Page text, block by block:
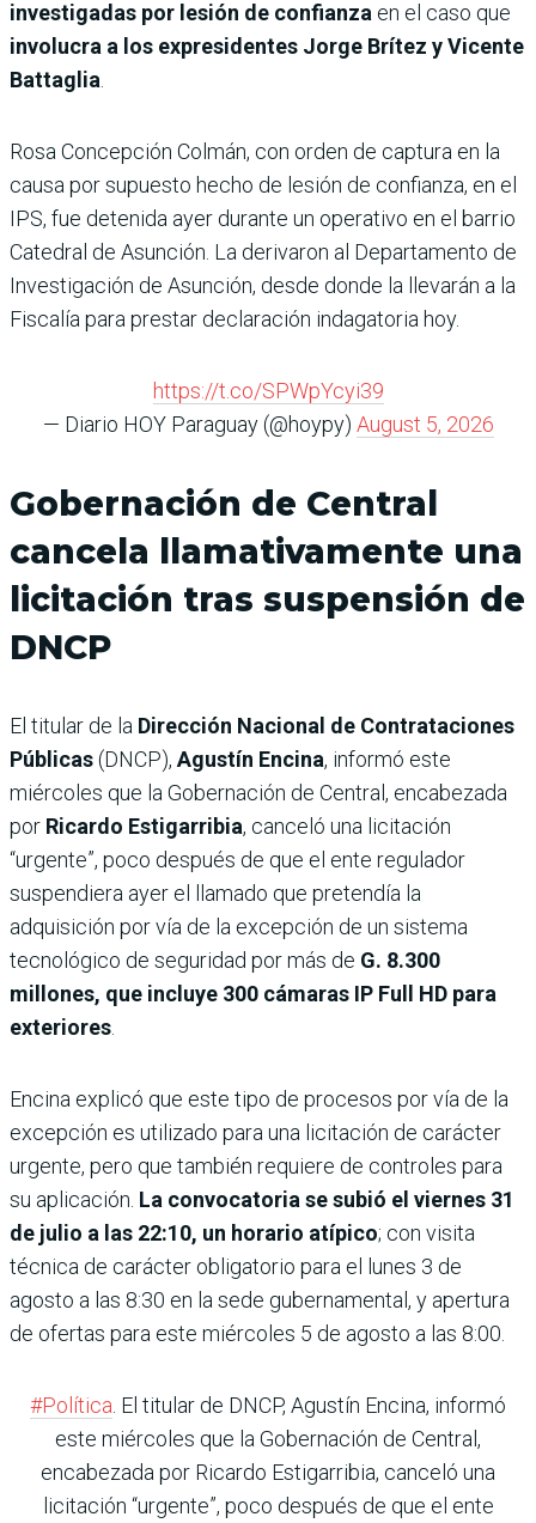
investigadas por lesión de confianza en el caso que
involucra a los expresidentes Jorge Brítez y Vicente
Battaglia.
Rosa Concepción Colmán, con orden de captura en la
causa por supuesto hecho de lesión de confianza, en el
IPS, fue detenida ayer durante un operativo en el barrio
Catedral de Asunción. La derivaron al Departamento de
Investigación de Asunción, desde donde la llevarán a la
Fiscalía para prestar declaración indagatoria hoy.
https://t.co/SPWpYcyi39
— Diario HOY Paraguay (@hoypy) August 5, 2026
Gobernación de Central
cancela llamativamente una
licitación tras suspensión de
DNCP
El titular de la Dirección Nacional de Contrataciones
Públicas(DNCP), Agustín Encina, informó este
miércoles que la Gobernación de Central, encabezada
por Ricardo Estigarribia, canceló una licitación
“urgente”, poco después de que el ente regulador
suspendiera ayer el llamado que pretendía la
adquisición por vía de la excepción de un sistema
tecnológico de seguridad por más de G. 8.300
millones, que incluye 300 cámaras IP Full HD para
exteriores.
Encina explicó que este tipo de procesos por vía de la
excepción es utilizado para una licitación de carácter
urgente, pero que también requiere de controles para
su aplicación. La convocatoria se subió el viernes 31
de julio a las 22:10, un horario atípico; con visita
técnica de carác­ter obligatorio para el lunes 3 de
agosto a las 8:30 en la sede gubernamental, y apertura
de ofertas para este miérco­les 5 de agosto a las 8:00.
#Política. El titular de DNCP, Agustín Encina, informó
este miércoles que la Gobernación de Central,
encabezada por Ricardo Estigarribia, canceló una
licitación “urgente”, poco después de que el ente